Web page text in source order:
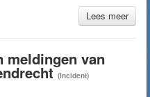
Lees meer
meldingen van
(Incident)